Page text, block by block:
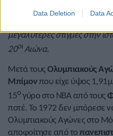
Data Deletion Data
μεγαλύτερες στιγμές στην
20οιΑιώνα.
Μετά τουςΟλυμπιακούς
Μπίμονπου είχε ύψος
15ογύρο στο ΝΒΑ από τους
ποτέ. Το 1972 δεν μπόρεσε
Ολυμπιακούς Αγώνες στο
αποφοίτησε από το